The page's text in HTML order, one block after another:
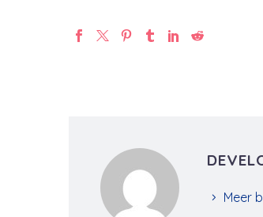
Meer